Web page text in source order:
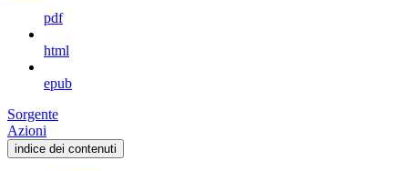
pdf
html
epub
Sorgente
Azioni
indice dei contenuti